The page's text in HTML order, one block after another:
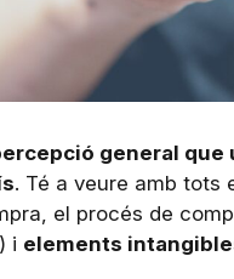
general que
. Té a veure amb tots
el procés de
i elements